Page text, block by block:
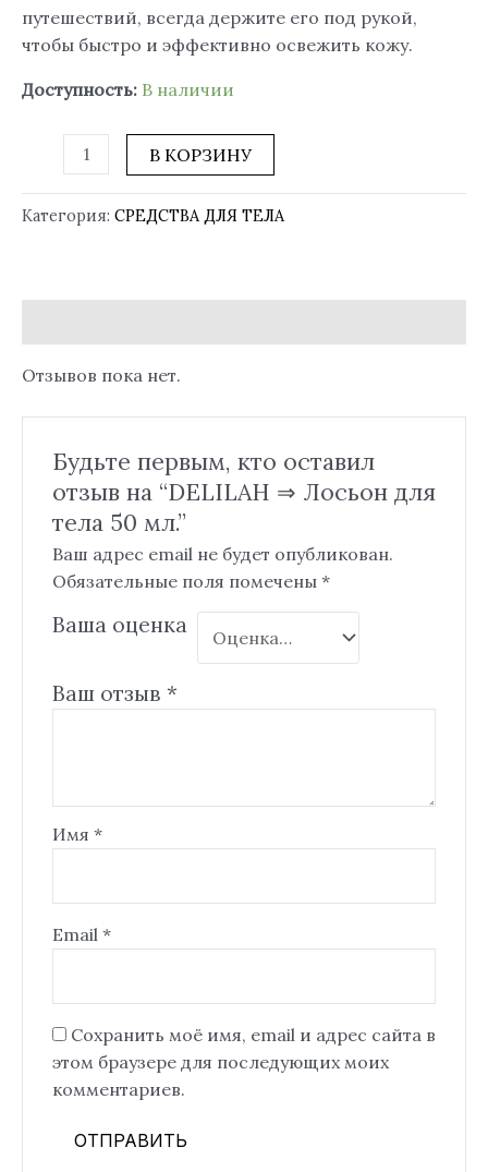
путешествий, всегда держите его под рукой,
чтобы быстро и эффективно освежить кожу.
Доступность: В наличии
В КОРЗИНУ
Категория: СРЕДСТВА ДЛЯ ТЕЛА
Отзывов пока нет.
Будьте первым, кто оставил
отзыв на “DELILAH ⇒ Лосьон для
тела 50 мл.”
Ваш адрес email не будет опубликован.
Обязательные поля помечены *
Ваша оценка
Ваш отзыв *
Имя *
Email *
Сохранить моё имя, email и адрес сайта в
этом браузере для последующих моих
комментариев.